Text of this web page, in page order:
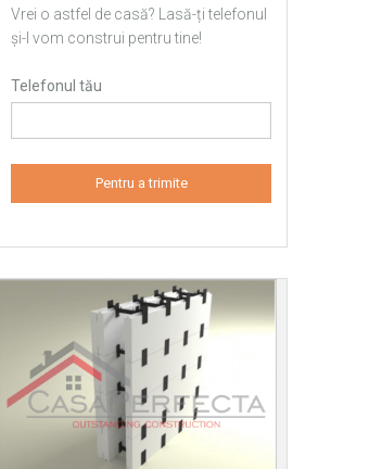
Vrei o astfel de casă? Lasă-ți telefonul
și-l vom construi pentru tine!
Telefonul tău